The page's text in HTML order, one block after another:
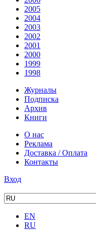
2005
2004
2003
2002
2001
2000
1999
1998
Журналы
Подписка
Архив
Книги
О нас
Реклама
Доставка / Оплата
Контакты
Вход
EN
RU